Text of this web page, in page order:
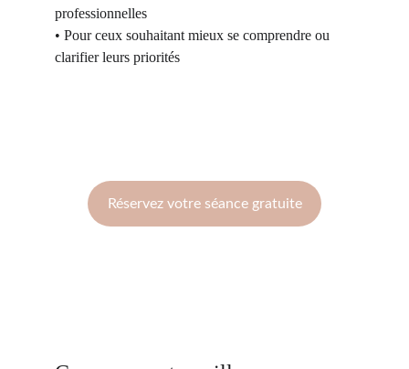
professionnelles
• Pour ceux souhaitant mieux se comprendre ou
clarifier leurs priorités
Réservez votre séance gratuite